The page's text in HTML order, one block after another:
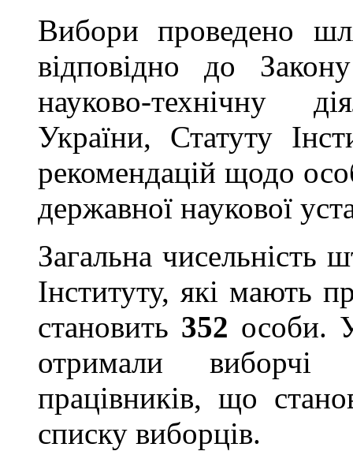
Вибори проведено
відповідно до
науково-технічну
України, Статуту
рекомендацій щодо
державної наукової
Загальна чисельність
Інституту, які мають
становить 352 особи.
отримали
працівників, що
списку виборців.